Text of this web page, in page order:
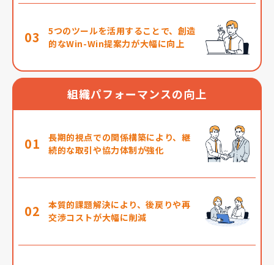
03
5つのツールを活用することで、創造
的なWin-Win提案力が大幅に向上
組織パフォーマンスの向上
01
長期的視点での関係構築により、継
続的な取引や協力体制が強化
02
本質的課題解決により、後戻りや再
交渉コストが大幅に削減